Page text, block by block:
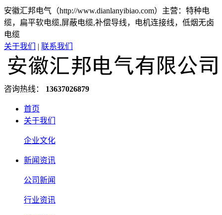
安徽汇邦电气（http://www.dianlanyibiao.com）主营：特种电
缆，扁平软电缆,屏蔽电缆,补偿导线，电机连接线，低烟无卤
电缆
关于我们
| 联系我们
咨询热线： 13637026879
首页
关于我们
企业文化
新闻资讯
公司新闻
行业资讯